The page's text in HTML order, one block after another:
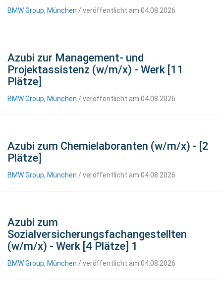
BMW Group, München / veröffentlicht am 04.08.2026
Azubi zur Management- und
Projektassistenz (w/m/x) - Werk [11
Plätze]
BMW Group, München / veröffentlicht am 04.08.2026
Azubi zum Chemielaboranten (w/m/x) - [2
Plätze]
BMW Group, München / veröffentlicht am 04.08.2026
Azubi zum
Sozialversicherungsfachangestellten
(w/m/x) - Werk [4 Plätze] 1
BMW Group, München / veröffentlicht am 04.08.2026